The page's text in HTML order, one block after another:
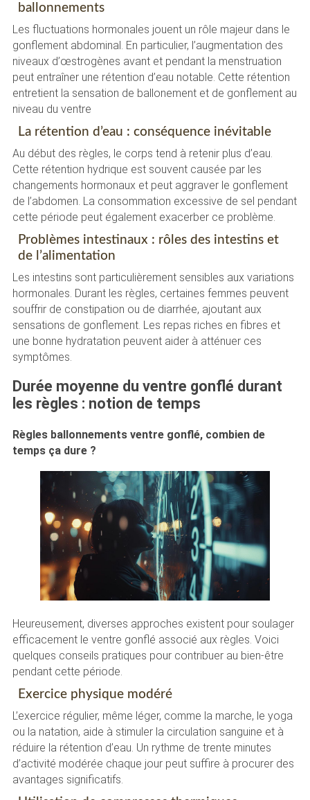
ballonnements
Les fluctuations hormonales jouent un rôle majeur dans le
gonflement abdominal. En particulier, l’augmentation des
niveaux d’œstrogènes avant et pendant la menstruation
peut entraîner une rétention d’eau notable. Cette rétention
entretient la sensation de ballonement et de gonflement au
niveau du ventre
La rétention d’eau : conséquence inévitable
Au début des règles, le corps tend à retenir plus d’eau.
Cette rétention hydrique est souvent causée par les
changements hormonaux et peut aggraver le gonflement
de l’abdomen. La consommation excessive de sel pendant
cette période peut également exacerber ce problème.
Problèmes intestinaux : rôles des intestins et
de l’alimentation
Les intestins sont particulièrement sensibles aux variations
hormonales. Durant les règles, certaines femmes peuvent
souffrir de constipation ou de diarrhée, ajoutant aux
sensations de gonflement. Les repas riches en fibres et
une bonne hydratation peuvent aider à atténuer ces
symptômes.
Durée moyenne du ventre gonflé durant
les règles : notion de temps
Règles ballonnements ventre gonflé, combien de
temps ça dure ?
Heureusement, diverses approches existent pour soulager
efficacement le ventre gonflé associé aux règles. Voici
quelques conseils pratiques pour contribuer au bien-être
pendant cette période.
Exercice physique modéré
L’exercice régulier, même léger, comme la marche, le yoga
ou la natation, aide à stimuler la circulation sanguine et à
réduire la rétention d’eau. Un rythme de trente minutes
d’activité modérée chaque jour peut suffire à procurer des
avantages significatifs.